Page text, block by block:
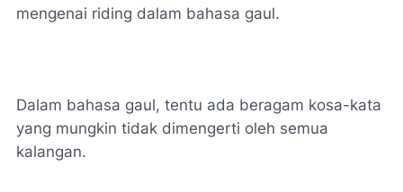
mengenai riding dalam bahasa gaul.
Dalam bahasa gaul, tentu ada beragam kosa-kata
yang mungkin tidak dimengerti oleh semua
kalangan.